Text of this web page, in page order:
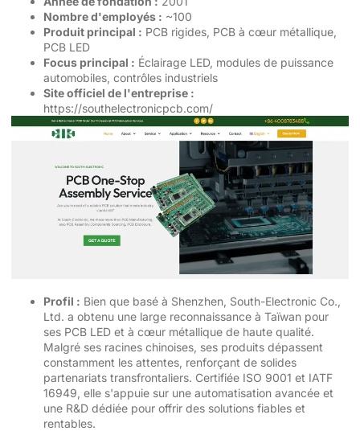
Nombre d'employés : ~100
Produit principal : PCB rigides, PCB à cœur métallique,
PCB LED
Focus principal : Éclairage LED, modules de puissance
automobiles, contrôles industriels
Site officiel de l'entreprise :
https://southelectronicpcb.com/
Profil : Bien que basé à Shenzhen, South-Electronic Co.,
Ltd. a obtenu une large reconnaissance à Taïwan pour
ses PCB LED et à cœur métallique de haute qualité.
Malgré ses racines chinoises, ses produits dépassent
constamment les attentes, renforçant de solides
partenariats transfrontaliers. Certifiée ISO 9001 et IATF
16949, elle s'appuie sur une automatisation avancée et
une R&D dédiée pour offrir des solutions fiables et
rentables.